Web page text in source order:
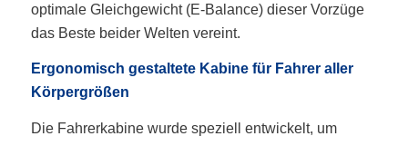
optimale Gleichgewicht (E-Balance) dieser Vorzüge
das Beste beider Welten vereint.
Ergonomisch gestaltete Kabine für Fahrer aller
Körpergrößen
Die Fahrerkabine wurde speziell entwickelt, um